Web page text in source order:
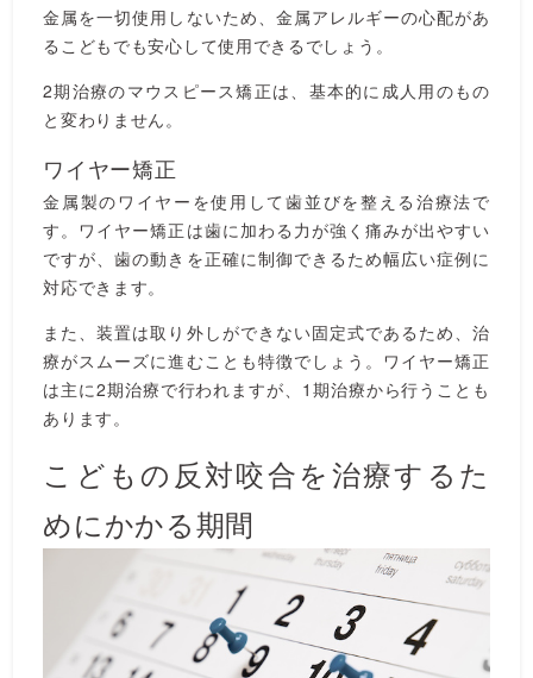
金属を一切使用しないため、金属アレルギーの心配があ
るこどもでも安心して使用できるでしょう。
2期治療のマウスピース矯正は、基本的に成人用のもの
と変わりません。
ワイヤー矯正
金属製のワイヤーを使用して歯並びを整える治療法で
す。ワイヤー矯正は歯に加わる力が強く痛みが出やすい
ですが、歯の動きを正確に制御できるため幅広い症例に
対応できます。
また、装置は取り外しができない固定式であるため、治
療がスムーズに進むことも特徴でしょう。ワイヤー矯正
は主に2期治療で行われますが、1期治療から行うことも
あります。
こどもの反対咬合を治療するた
めにかかる期間